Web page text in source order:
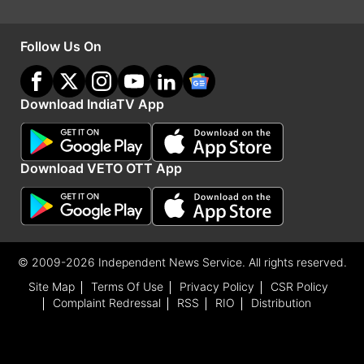
(रिपोर्ट: विशाल सिंह)
यह भी पढ़ें:
अस्पताल में भर्ती 3 साल की मासूम को कुत्तों ने नोंच खाया! मां
के सामने झपटा, चीखते रहे परिजन, गार्ड-स्टाफ गायब
Follow Us On
Download IndiaTV App
Download VETO OTT App
© 2009-2026 Independent News Service. All rights reserved.
Site Map
Terms Of Use Privacy Policy
CSR Policy
Complaint Redressal
RSS RIO Distribution